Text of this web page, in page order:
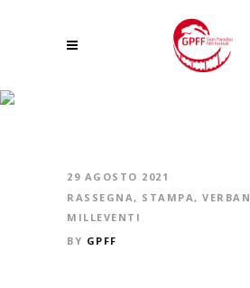
29 AGOSTO 2021
RASSEGNA, STAMPA,
MILLEVENTI
BY GPFF